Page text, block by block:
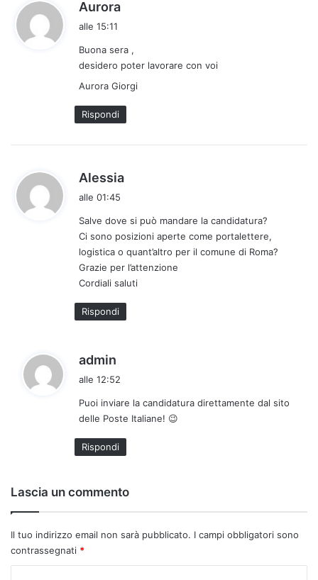
Aurora
e
t
t
alle 15:11
Buona sera ,
desidero poter lavorare con voi
Aurora Giorgi
Rispondi
Alessia
e
t
t
o
:
alle 01:45
Salve dove si può mandare la candidatura?
Ci sono posizioni aperte come portalettere,
logistica o quant’altro per il comune di Roma?
Grazie per l’attenzione
Cordiali saluti
Rispondi
admin
e
t
t
o
alle 12:52
Puoi inviare la candidatura direttamente dal sito
delle Poste Italiane! 😉
Rispondi
Lascia un commento
Il tuo indirizzo email non sarà pubblicato. I campi obbligatori sono
contrassegnati *